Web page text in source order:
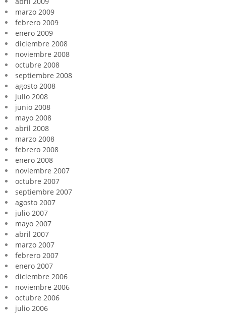
marzo 2009
febrero 2009
enero 2009
diciembre 2008
noviembre 2008
octubre 2008
septiembre 2008
agosto 2008
julio 2008
junio 2008
mayo 2008
abril 2008
marzo 2008
febrero 2008
enero 2008
noviembre 2007
octubre 2007
septiembre 2007
agosto 2007
julio 2007
mayo 2007
abril 2007
marzo 2007
febrero 2007
enero 2007
diciembre 2006
noviembre 2006
octubre 2006
julio 2006